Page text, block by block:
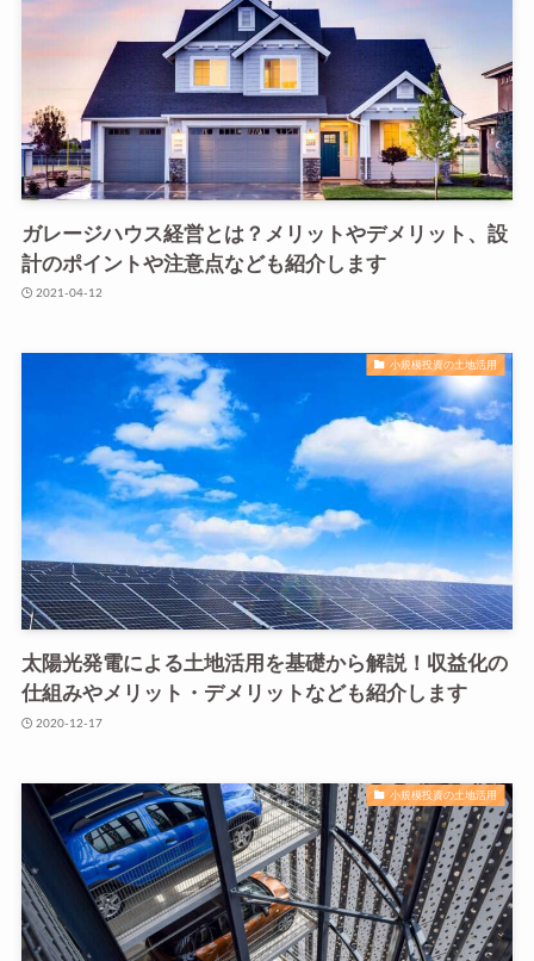
ガレージハウス経営とは？メリットやデメリット、設
計のポイントや注意点なども紹介します
2021-04-12
小規模投資の土地活用
太陽光発電による土地活用を基礎から解説！収益化の
仕組みやメリット・デメリットなども紹介します
2020-12-17
小規模投資の土地活用